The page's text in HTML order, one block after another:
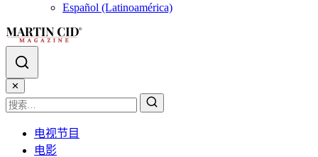
Español (Latinoamérica)
✕
电视节目
电影